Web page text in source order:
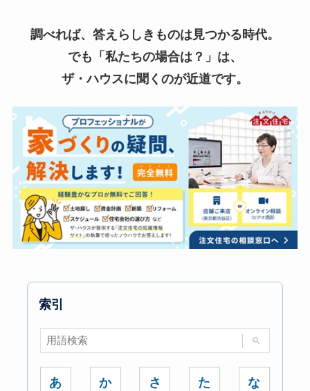
調べれば、答えらしきものは見つかる時代。
でも「私たちの場合は？」は、
ザ・ハウスに聞くのが近道です。
索引
あ か さ た な